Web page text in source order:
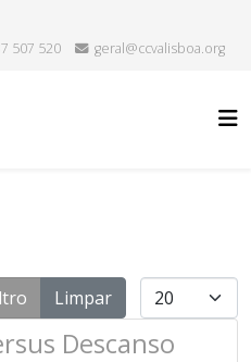
507 520 geral@ccvalisboa.org
Limpar Qtd. a exibir
Descanso